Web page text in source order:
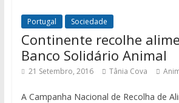
Portugal Sociedade
Continente recolhe
Banco Solidário Animal
21 Setembro, 2016 Tânia Cova
A Campanha Nacional de Recolha de